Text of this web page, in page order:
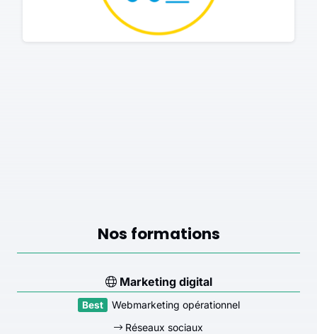
Nos formations
Marketing digital
Webmarketing opérationnel
Réseaux sociaux